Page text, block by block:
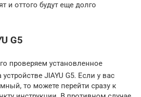
и оттого будут еще долго
G5
проверяем установленное
устройстве JIAYU G5. Если у вас
то можете перейти сразу к